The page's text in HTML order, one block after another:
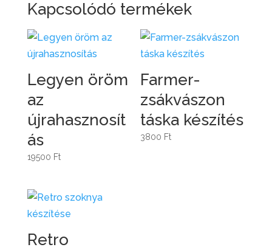
Kapcsolódó termékek
Legyen öröm
az
újrahasznosít
ás
19500 Ft
Farmer-
zsákvászon
táska készítés
3800 Ft
Retro